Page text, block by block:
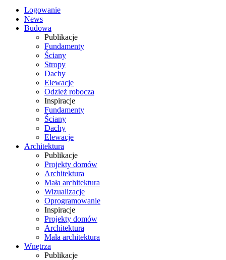
Logowanie
News
Budowa
Publikacje
Fundamenty
Ściany
Stropy
Dachy
Elewacje
Odzież robocza
Inspiracje
Fundamenty
Ściany
Dachy
Elewacje
Architektura
Publikacje
Projekty domów
Architektura
Mała architektura
Wizualizacje
Oprogramowanie
Inspiracje
Projekty domów
Architektura
Mała architektura
Wnętrza
Publikacje